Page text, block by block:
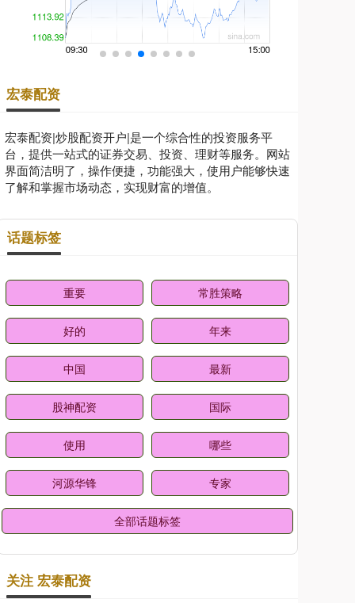
宏泰配资
宏泰配资|炒股配资开户|是一个综合性的投资服务平
台，提供一站式的证券交易、投资、理财等服务。网站
界面简洁明了，操作便捷，功能强大，使用户能够快速
了解和掌握市场动态，实现财富的增值。
话题标签
重要 常胜策略
好的 年来
中国 最新
股神配资 国际
使用 哪些
河源华锋 专家
全部话题标签
关注 宏泰配资